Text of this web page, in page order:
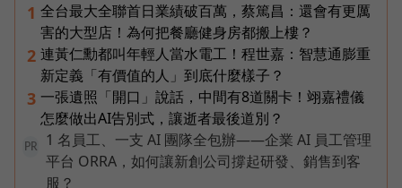
1 全台最大全聯首日業績破百萬，蔡篤昌：還會有更厲
害的大型店！為何把餐廳健身房都搬上樓？
2 連黃仁勳都叫年輕人當水電工！程世嘉：智慧通膨重
新定義「有價值的人」到底什麼樣子？
3 一張遺照「開口」說話，中間有8道關卡！翊嘉禮儀
怎麼做出AI告別式，讓逝者最後道別？
PR
1 名員工、一支 AI 團隊全包辦——企業 AI 員工管理
平台 ORRA，如何讓新創公司撐起研發、銷售到客
服？